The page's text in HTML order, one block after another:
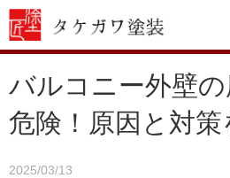
バルコニー外壁
危険！原因と対策
2025/03/13